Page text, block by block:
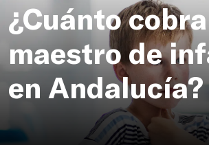
¿Cuánto
maestro de
en Andalucía?